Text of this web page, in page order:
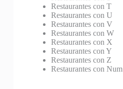
Restaurantes con T
Restaurantes con U
Restaurantes con V
Restaurantes con W
Restaurantes con X
Restaurantes con Y
Restaurantes con Z
Restaurantes con Num